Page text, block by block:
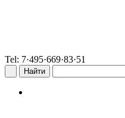
Tel: 7·495·669·83·51